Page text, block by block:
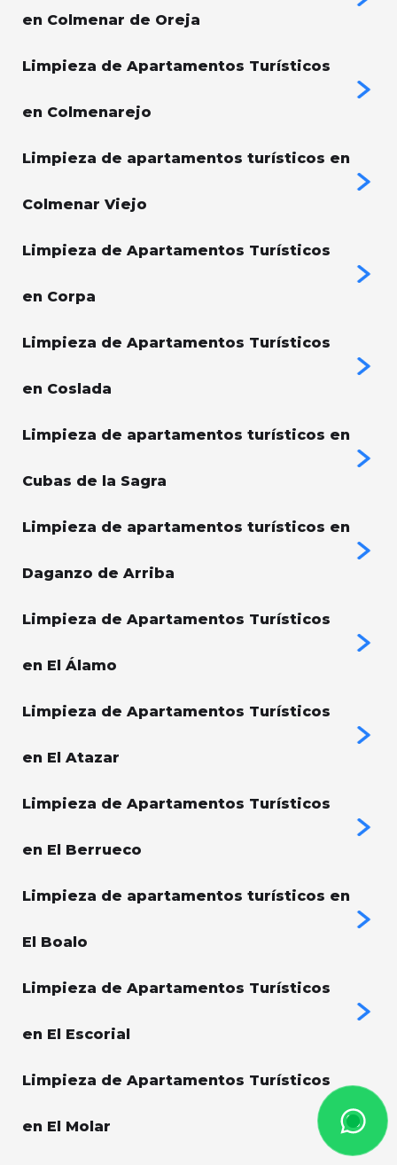
en Colmenar de Oreja
Limpieza de Apartamentos Turísticos
en Colmenarejo
Limpieza de apartamentos turísticos en
Colmenar Viejo
Limpieza de Apartamentos Turísticos
en Corpa
Limpieza de Apartamentos Turísticos
en Coslada
Limpieza de apartamentos turísticos en
Cubas de la Sagra
Limpieza de apartamentos turísticos en
Daganzo de Arriba
Limpieza de Apartamentos Turísticos
en El Álamo
Limpieza de Apartamentos Turísticos
en El Atazar
Limpieza de Apartamentos Turísticos
en El Berrueco
Limpieza de apartamentos turísticos en
El Boalo
Limpieza de Apartamentos Turísticos
en El Escorial
Limpieza de Apartamentos Turísticos
en El Molar